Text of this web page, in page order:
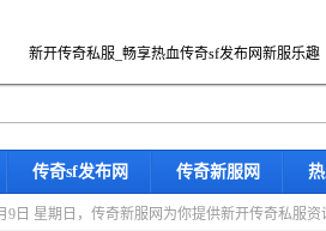
新开传奇私服_畅享热血传奇sf发布网新服乐趣
传奇sf发布网 传奇新服网
9日 星期日，传奇新服网为你提供新开传奇私服